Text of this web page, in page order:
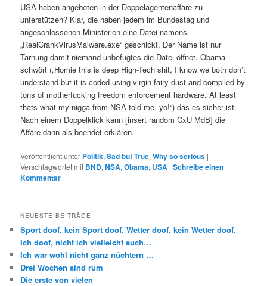
USA haben angeboten in der Doppelagentenaffäre zu
unterstützen? Klar, die haben jedem im Bundestag und
angeschlossenen Ministerien eine Datei namens
„RealCrankVirusMalware.exe“ geschickt. Der Name ist nur
Tarnung damit niemand unbefugtes die Datei öffnet, Obama
schwört („Homie this is deep High-Tech shit, I know we both don’t
understand but it is coded using virgin fairy-dust and compiled by
tons of motherfucking freedom enforcement hardware. At least
thats what my nigga from NSA told me, yo!“) das es sicher ist.
Nach einem Doppelklick kann [insert random CxU MdB] die
Affäre dann als beendet erklären.
Veröffentlicht unter Politik,Sad but True,Why so serious |
Verschlagwortet mit BND,NSA,Obama, USA |Schreibe einen
Kommentar
NEUESTE BEITRÄGE
Sport doof, kein Sport doof. Wetter doof, kein Wetter doof.
Ich doof, nicht ich vielleicht auch…
Ich war wohl nicht ganz nüchtern …
Drei Wochen sind rum
Die erste von vielen